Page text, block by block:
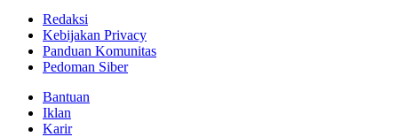
Redaksi
Kebijakan Privacy
Panduan Komunitas
Pedoman Siber
Bantuan
Iklan
Karir